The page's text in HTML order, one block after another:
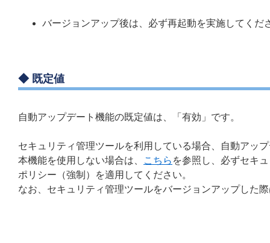
バージョンアップ後は、必ず再起動を実施してくだ
◆ 既定値
自動アップデート機能の既定値は、「有効」です。
セキュリティ管理ツールを利用している場合、自動アッ
本機能を使用しない場合は、
こちら を参照し、必ずセキ
ポリシー（強制）を適用してください。
なお、セキュリティ管理ツールをバージョンアップした